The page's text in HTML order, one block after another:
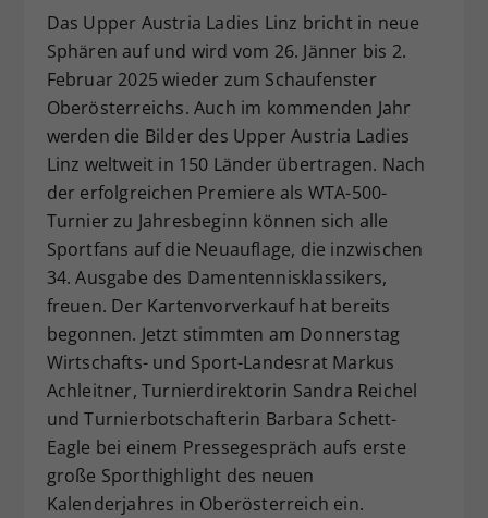
Das Upper Austria Ladies Linz bricht in neue
Sphären auf und wird vom 26. Jänner bis 2.
Februar 2025 wieder zum Schaufenster
Oberösterreichs. Auch im kommenden Jahr
werden die Bilder des Upper Austria Ladies
Linz weltweit in 150 Länder übertragen. Nach
der erfolgreichen Premiere als WTA-500-
Turnier zu Jahresbeginn können sich alle
Sportfans auf die Neuauflage, die inzwischen
34. Ausgabe des Damentennisklassikers,
freuen. Der Kartenvorverkauf hat bereits
begonnen. Jetzt stimmten am Donnerstag
Wirtschafts- und Sport-Landesrat Markus
Achleitner, Turnierdirektorin Sandra Reichel
und Turnierbotschafterin Barbara Schett-
Eagle bei einem Pressegespräch aufs erste
große Sporthighlight des neuen
Kalenderjahres in Oberösterreich ein.
Zweck
Dieser Wert speichert Ihre Consent-
Einstellungen. Unter anderem eine
zufällig generierte ID, für die
historische Speicherung Ihrer
vorgenommen Einstellungen, falls der
Webseiten-Betreiber dies eingestellt
hat.